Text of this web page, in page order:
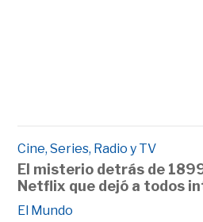
Cine, Series, Radio y TV
El misterio detrás de
Netflix que dejó a todos
El Mundo